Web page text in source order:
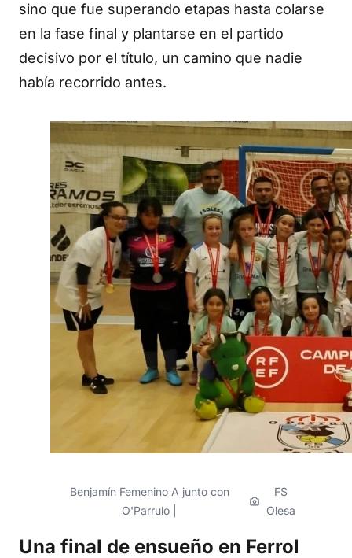
sino que fue superando etapas hasta colarse
en la fase final y plantarse en el partido
decisivo por el título, un camino que nadie
había recorrido antes.
Benjamín Femenino A junto con
O'Parrulo |
FS
Olesa
Una final de ensueño en Ferrol